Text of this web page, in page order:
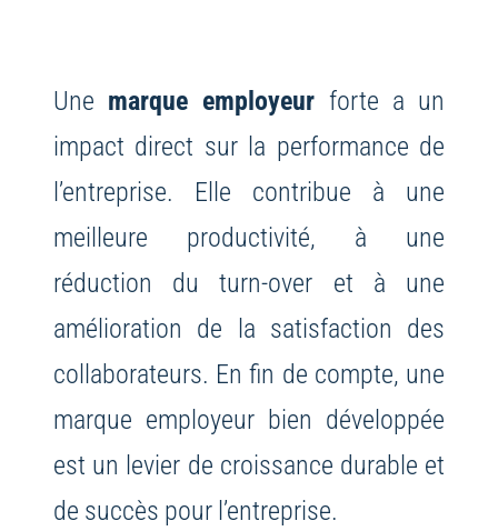
Une marque employeur forte a un
impact direct sur la performance de
l’entreprise. Elle contribue à une
meilleure productivité, à une
réduction du turn-over et à une
amélioration de la satisfaction des
collaborateurs. En fin de compte, une
marque employeur bien développée
est un levier de croissance durable et
de succès pour l’entreprise.